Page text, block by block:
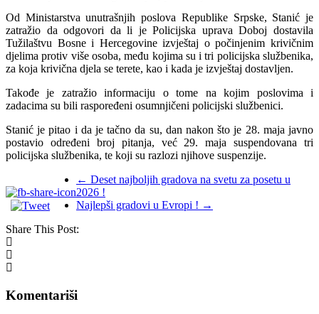
Od Ministarstva unutrašnjih poslova Republike Srpske, Stanić je
zatražio da odgovori da li je Policijska uprava Doboj dostavila
Tužilaštvu Bosne i Hercegovine izvještaj o počinjenim krivičnim
djelima protiv više osoba, među kojima su i tri policijska službenika,
za koja krivična djela se terete, kao i kada je izvještaj dostavljen.
Takođe je zatražio informaciju o tome na kojim poslovima i
zadacima su bili raspoređeni osumnjičeni policijski službenici.
Stanić je pitao i da je tačno da su, dan nakon što je 28. maja javno
postavio određeni broj pitanja, već 29. maja suspendovana tri
policijska službenika, te koji su razlozi njihove suspenzije.
← Deset najboljih gradova na svetu za posetu u
2026 !
Najlepši gradovi u Evropi ! →
Share This Post:
Komentariši